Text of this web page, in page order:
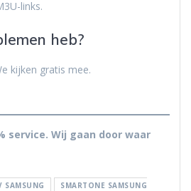
links.
heb?
kijken gratis mee.
service. Wij gaan door waar
SAMSUNG
SMARTONE SAMSUNG